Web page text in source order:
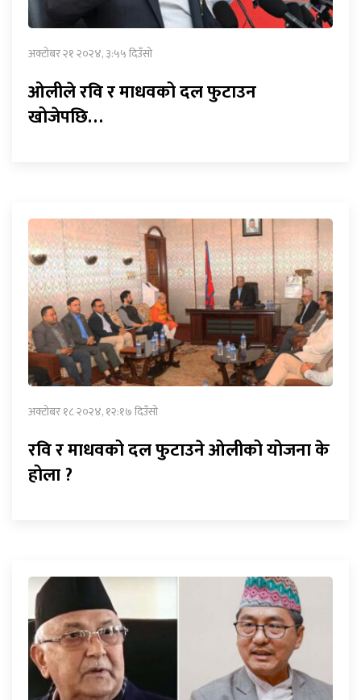
अक्टोबर २१ २०२४, ३:५५ दिउँसो
ओलीले रवि र माधवको दल फुटाउन
खोजेपछि…
अक्टोबर १८ २०२४, १२:१७ दिउँसो
रवि र माधवको दल फुटाउने ओलीको योजना के
होला ?